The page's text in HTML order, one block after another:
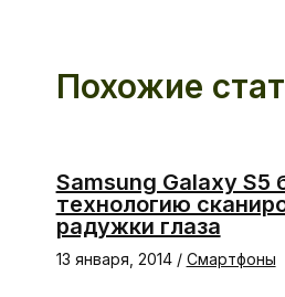
Похожие
Samsung Galaxy S5
технологию
радужки глаза
13 января, 2014 / Смартфоны